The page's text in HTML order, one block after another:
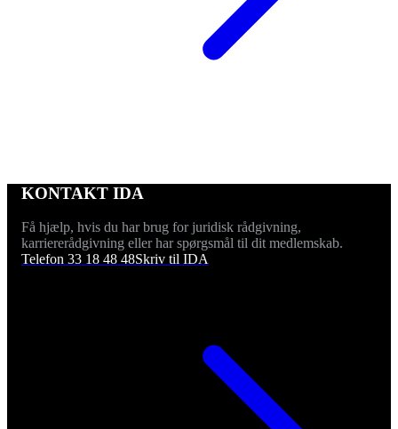
KONTAKT IDA
Få hjælp, hvis du har brug for juridisk rådgivning,
karriererådgivning eller har spørgsmål til dit medlemskab.
Telefon 33 18 48 48Skriv til IDA